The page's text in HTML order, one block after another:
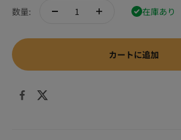
数量: 在庫あり
カートに追加